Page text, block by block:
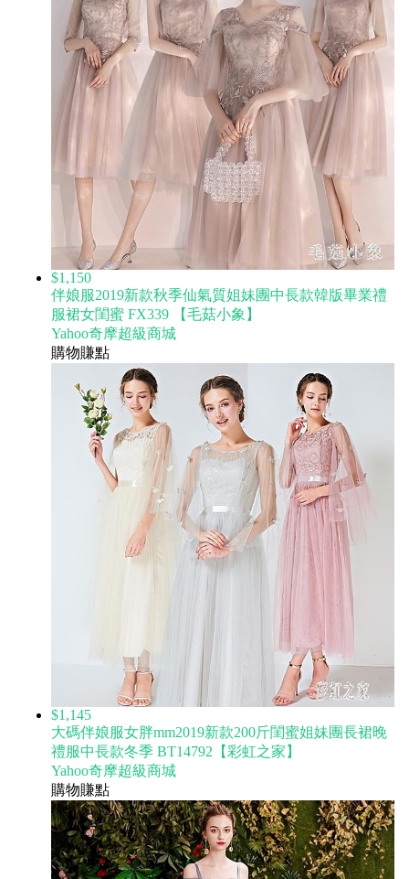
$1,150
伴娘服2019新款秋季仙氣質姐妹團中長款韓版畢業禮
服裙女閨蜜 FX339 【毛菇小象】
Yahoo奇摩超級商城
購物賺點
$1,145
大碼伴娘服女胖mm2019新款200斤閨蜜姐妹團長裙晚
禮服中長款冬季 BT14792【彩虹之家】
Yahoo奇摩超級商城
購物賺點